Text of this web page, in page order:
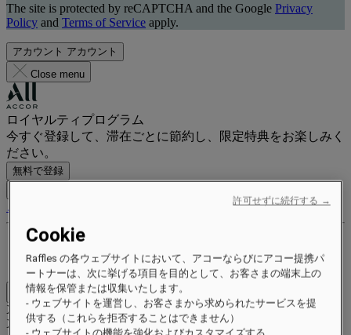
The site is protected by reCAPTCHA and the Google Privacy
Policy and Terms of Service apply.
アカウント アカウント
Close menu
ロイヤルティプログラム
今すぐ登録して、滞在ごとに節約し、限定特典をお楽しみく
ださい。
無料で登録
ご予約
特典とステータス
ポイントを獲得して交換する
Close menu
Xxxx Xxxxxxxxx
XXXXXX X XXXXXXXX X
Cookie
Raffles の各ウェブサイトにおいて、アコーならびにアコー提携パ
ートナーは、次に挙げる項目を目的として、お客さまの端末上の
情報を保管または収集いたします。
- ウェブサイトを運営し、お客さまから求められたサービスを提
供する（これらを拒否することはできません）
許可せずに続行する →